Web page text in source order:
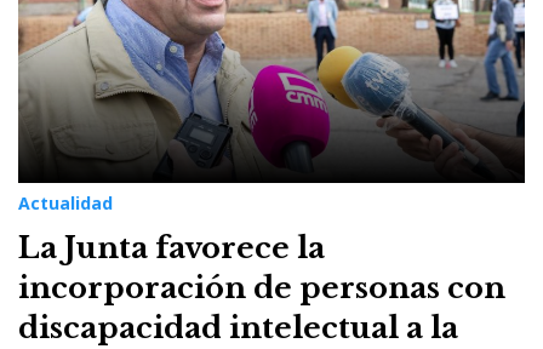
Actualidad
La Junta favorece la
incorporación de personas con
discapacidad intelectual a la